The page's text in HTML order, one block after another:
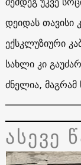
დეიდას თავისი
ექსკლუზიური
სახლი კი
ძნელია, მაგრამ
ასევე